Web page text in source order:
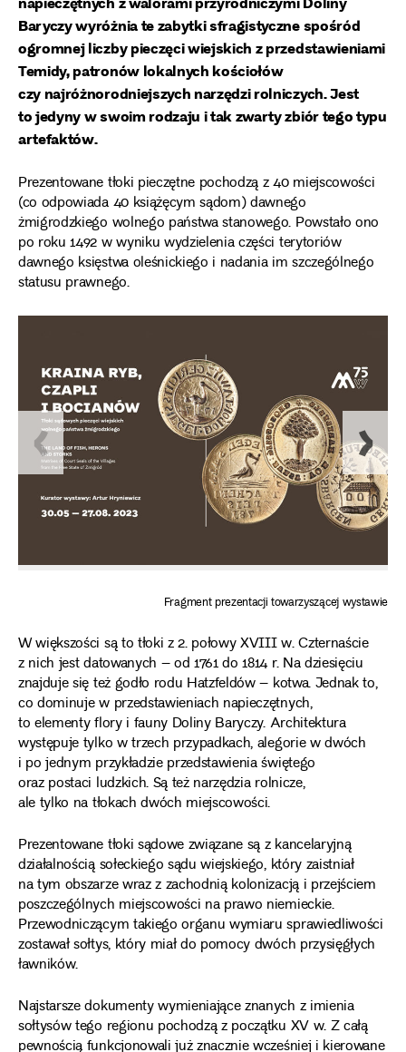
Baryczy wyróżnia te zabytki sfragistyczne spośród
ogromnej liczby pieczęci wiejskich z przedstawieniami
Temidy, patronów lokalnych kościołów
czy najróżnorodniejszych narzędzi rolniczych. Jest
to jedyny w swoim rodzaju i tak zwarty zbiór tego typu
artefaktów.
Prezentowane tłoki pieczętne pochodzą z 40 miejscowości
(co odpowiada 40 książęcym sądom) dawnego
żmigrodzkiego wolnego państwa stanowego. Powstało ono
po roku 1492 w wyniku wydzielenia części terytoriów
dawnego księstwa oleśnickiego i nadania im szczególnego
statusu prawnego.
Fragment prezentacji towarzyszącej wystawie
W większości są to tłoki z 2. połowy XVIII w. Czternaście
z nich jest datowanych – od 1761 do 1814 r. Na dziesięciu
znajduje się też godło rodu Hatzfeldów – kotwa. Jednak to,
co dominuje w przedstawieniach napieczętnych,
to elementy flory i fauny Doliny Baryczy. Architektura
występuje tylko w trzech przypadkach, alegorie w dwóch
i po jednym przykładzie przedstawienia świętego
oraz postaci ludzkich. Są też narzędzia rolnicze,
ale tylko na tłokach dwóch miejscowości.
Prezentowane tłoki sądowe związane są z kancelaryjną
działalnością sołeckiego sądu wiejskiego, który zaistniał
na tym obszarze wraz z zachodnią kolonizacją i przejściem
poszczególnych miejscowości na prawo niemieckie.
Przewodniczącym takiego organu wymiaru sprawiedliwości
zostawał sołtys, który miał do pomocy dwóch przysięgłych
ławników.
Najstarsze dokumenty wymieniające znanych z imienia
sołtysów tego regionu pochodzą z początku XV w. Z całą
pewnością funkcjonowali już znacznie wcześniej i kierowane